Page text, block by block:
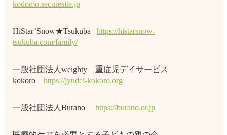
kodomo.securesite.jp
HiStar’Snow★Tsukuba https://histarsnow-
tsukuba.com/family/
一般社団法人weighty 重症児デイサービス
kokoro https://jyudei-kokoro.org
一般社団法人Burano https://burano.or.jp